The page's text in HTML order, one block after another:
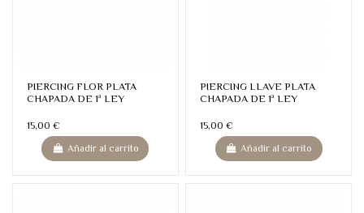
PIERCING FLOR PLATA
CHAPADA DE 1ª LEY
15,00 €
Añadir al carrito
PIERCING LLAVE PLATA
CHAPADA DE 1ª LEY
15,00 €
Añadir al carrito